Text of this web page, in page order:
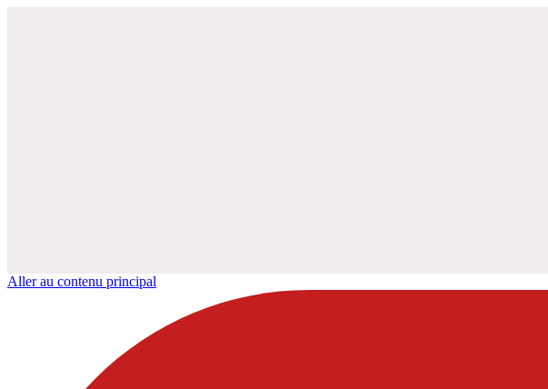
Aller au contenu principal